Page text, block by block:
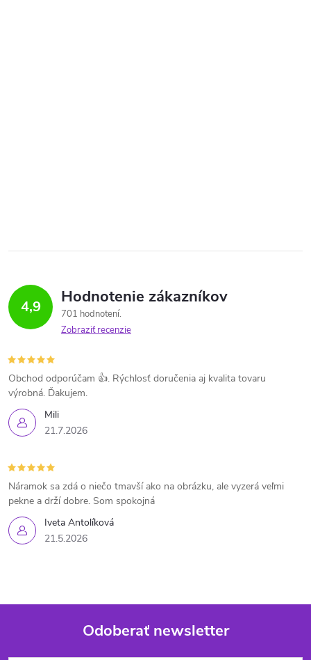
4,9 Hodnotenie zákazníkov
701 hodnotení
Zobraziť recenzie
Mili
21.7.2026
Obchod odporúčam 👍. Rýchlosť doručenia aj kvalita tovaru
výrobná. Ďakujem.
Iveta Antolíková
21.5.2026
Náramok sa zdá o niečo tmavší ako na obrázku, ale vyzerá veľmi
pekne a drží dobre. Som spokojná
Odoberať newsletter